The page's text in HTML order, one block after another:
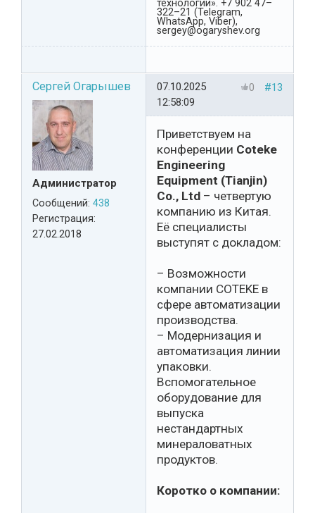
технологии». +7 902 47–
322–21 (Telegram,
WhatsApp, Viber),
sergey@ogaryshev.org
Сергей Огарышев
Администратор
Сообщений: 438
Регистрация:
27.02.2018
#13
0
07.10.2025
12:58:09
Приветствуем на
конференции Coteke
Engineering
Equipment (Tianjin)
Co., Ltd – четвертую
компанию из Китая.
Её специалисты
выступят с докладом:
– Возможности
компании COTEKE в
сфере автоматизации
производства.
– Модернизация и
автоматизация линии
упаковки.
Вспомогательное
оборудование для
выпуска
нестандартных
минераловатных
продуктов.
Коротко о компании: